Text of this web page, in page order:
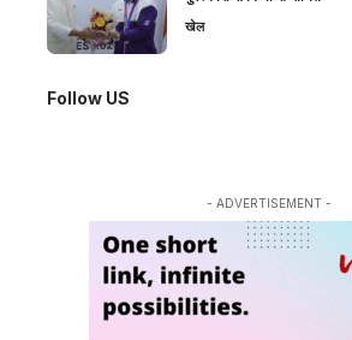
खेल
Follow US
- ADVERTISEMENT -